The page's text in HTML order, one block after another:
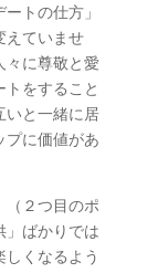
トの仕方」
えていませ
々に尊敬と愛
をすること
いと一緒に居
プに価値があ
（２つ目のポ
」ばかりでは
くなるよう